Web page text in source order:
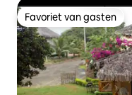
Favoriet van gasten
Favoriet van gasten